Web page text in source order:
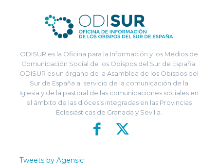
ODISUR es la Oficina para la Información y los Medios de
Comunicación Social de los Obispos del Sur de España.
ODISUR es un órgano de la Asamblea de los Obispos del
Sur de España al servicio de la comunicación de la
Iglesia y de la pastoral de las comunicaciones sociales en
el ámbito de las diócesis integradas en las Provincias
Eclesiásticas de Granada y Sevilla.
Tweets by Agensic